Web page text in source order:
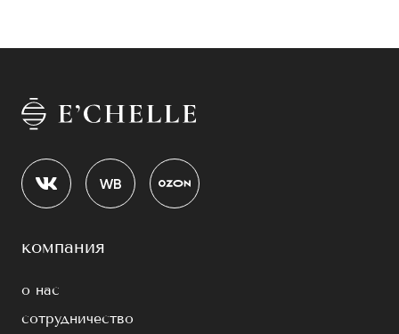
компания
о нас
сотрудничество